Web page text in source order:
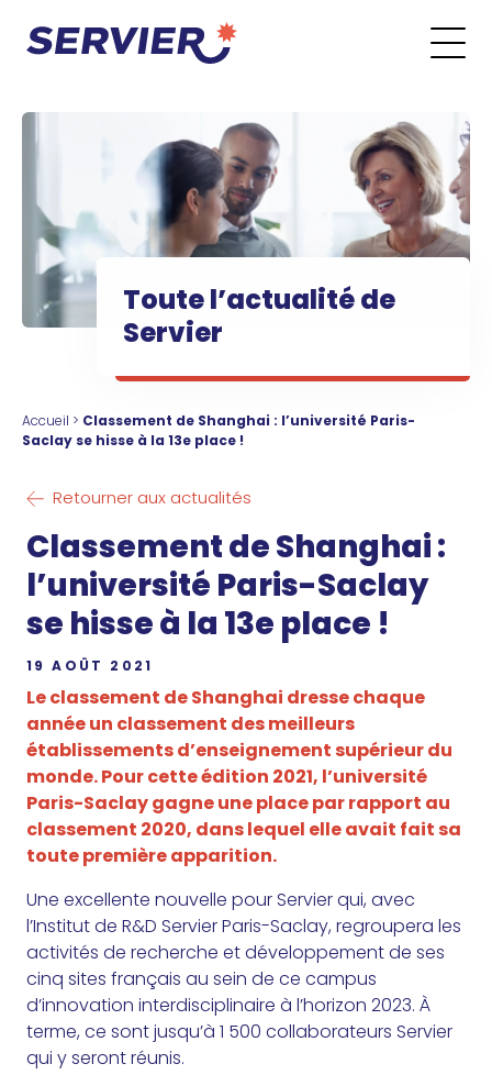
Toute l’actualité de
Servier
Accueil > Classement de Shanghai : l’université Paris-
Saclay se hisse à la 13e place !
Retourner aux actualités
Classement de Shanghai :
l’université Paris-Saclay
se hisse à la 13e place !
19 AOÛT 2021
Le classement de Shanghai dresse chaque
année un classement des meilleurs
établissements d’enseignement supérieur du
monde. Pour cette édition 2021, l’université
Paris-Saclay gagne une place par rapport au
classement 2020, dans lequel elle avait fait sa
toute première apparition.
Une excellente nouvelle pour Servier qui, avec
l’Institut de R&D Servier Paris-Saclay, regroupera les
activités de recherche et développement de ses
cinq sites français au sein de ce campus
d’innovation interdisciplinaire à l’horizon 2023. À
terme, ce sont jusqu’à 1 500 collaborateurs Servier
qui y seront réunis.